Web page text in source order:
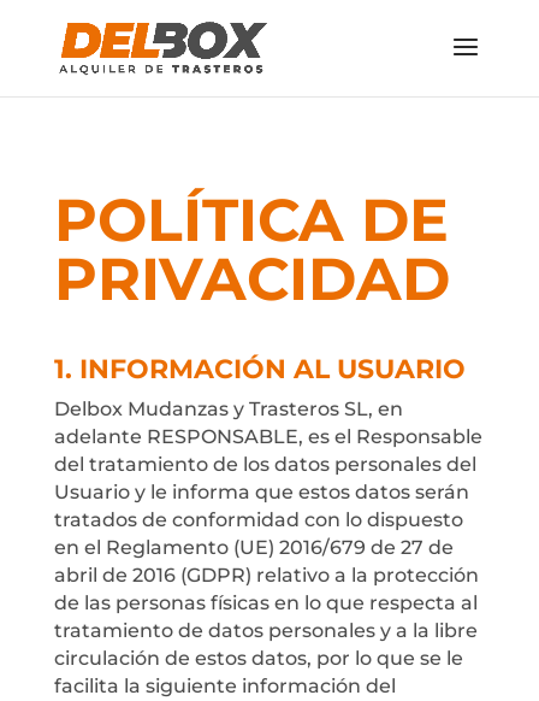
POLÍTICA DE
PRIVACIDAD
1. INFORMACIÓN AL USUARIO
Delbox Mudanzas y Trasteros SL, en
adelante RESPONSABLE, es el Responsable
del tratamiento de los datos personales del
Usuario y le informa que estos datos serán
tratados de conformidad con lo dispuesto
en el Reglamento (UE) 2016/679 de 27 de
abril de 2016 (GDPR) relativo a la protección
de las personas físicas en lo que respecta al
tratamiento de datos personales y a la libre
circulación de estos datos, por lo que se le
facilita la siguiente información del